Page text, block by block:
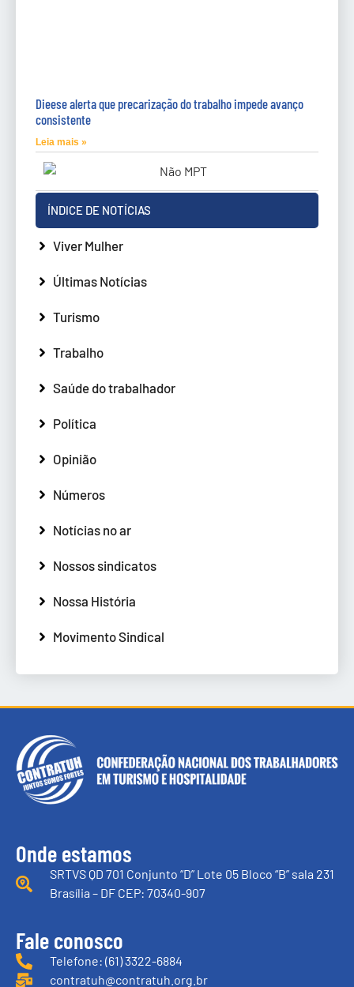
Dieese alerta que precarização do trabalho impede avanço
consistente
Leia mais »
ÍNDICE DE NOTÍCIAS
Viver Mulher
Últimas Notícias
Turismo
Trabalho
Saúde do trabalhador
Política
Opinião
Números
Notícias no ar
Nossos sindicatos
Nossa História
Movimento Sindical
Onde estamos
SRTVS QD 701 Conjunto “D” Lote 05 Bloco “B” sala 231
Brasília – DF CEP: 70340-907
Fale conosco
Telefone: (61) 3322-6884
contratuh@contratuh.org.br